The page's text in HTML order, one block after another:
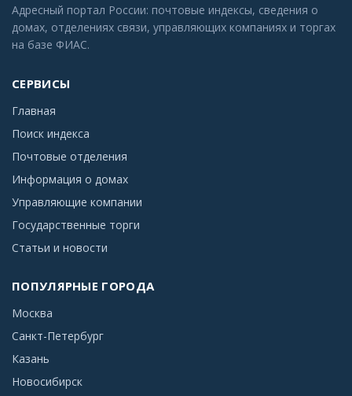
Адресный портал России: почтовые индексы, сведения о
домах, отделениях связи, управляющих компаниях и торгах
на базе ФИАС.
СЕРВИСЫ
Главная
Поиск индекса
Почтовые отделения
Информация о домах
Управляющие компании
Государственные торги
Статьи и новости
ПОПУЛЯРНЫЕ ГОРОДА
Москва
Санкт-Петербург
Казань
Новосибирск